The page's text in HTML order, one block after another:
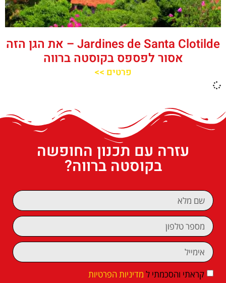
Jardines de Santa Clotilde – את הגן הזה
אסור לפספס בקוסטה ברווה
פרטים >>
עזרה עם תכנון החופשה
בקוסטה ברווה?
קראתי והסכמתי ל מדיניות הפרטיות